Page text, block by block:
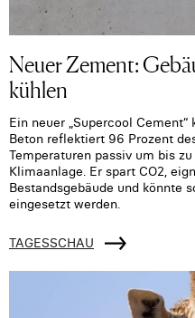
Neuer Zement:
kühlen
Ein neuer „Supercool
Beton reflektiert 96 Prozent
Temperaturen passiv um bis
Klimaanlage. Er spart CO2,
Bestandsgebäude und könnte
eingesetzt werden.
TAGESSCHAU